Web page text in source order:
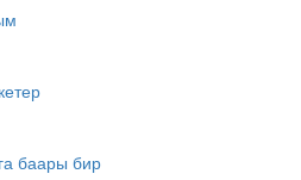
баары бир